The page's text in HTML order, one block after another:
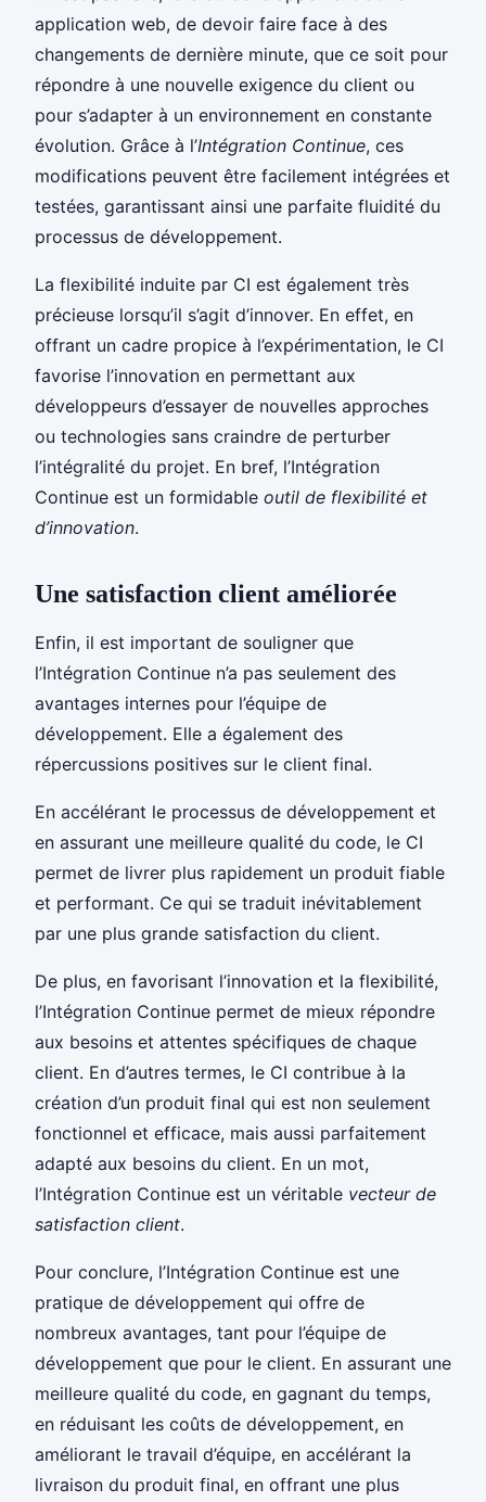
application web, de devoir faire face à des
changements de dernière minute, que ce soit pour
répondre à une nouvelle exigence du client ou
pour s’adapter à un environnement en constante
évolution. Grâce à l’Intégration Continue, ces
modifications peuvent être facilement intégrées et
testées, garantissant ainsi une parfaite fluidité du
processus de développement.
La flexibilité induite par CI est également très
précieuse lorsqu’il s’agit d’innover. En effet, en
offrant un cadre propice à l’expérimentation, le CI
favorise l’innovation en permettant aux
développeurs d’essayer de nouvelles approches
ou technologies sans craindre de perturber
l’intégralité du projet. En bref, l’Intégration
Continue est un formidable outil de flexibilité et
d’innovation.
Une satisfaction client améliorée
Enfin, il est important de souligner que
l’Intégration Continue n’a pas seulement des
avantages internes pour l’équipe de
développement. Elle a également des
répercussions positives sur le client final.
En accélérant le processus de développement et
en assurant une meilleure qualité du code, le CI
permet de livrer plus rapidement un produit fiable
et performant. Ce qui se traduit inévitablement
par une plus grande satisfaction du client.
De plus, en favorisant l’innovation et la flexibilité,
l’Intégration Continue permet de mieux répondre
aux besoins et attentes spécifiques de chaque
client. En d’autres termes, le CI contribue à la
création d’un produit final qui est non seulement
fonctionnel et efficace, mais aussi parfaitement
adapté aux besoins du client. En un mot,
l’Intégration Continue est un véritable vecteur de
satisfaction client.
Pour conclure, l’Intégration Continue est une
pratique de développement qui offre de
nombreux avantages, tant pour l’équipe de
développement que pour le client. En assurant une
meilleure qualité du code, en gagnant du temps,
en réduisant les coûts de développement, en
améliorant le travail d’équipe, en accélérant la
livraison du produit final, en offrant une plus